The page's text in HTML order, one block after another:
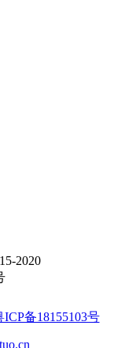
2020
ICP备18155103号